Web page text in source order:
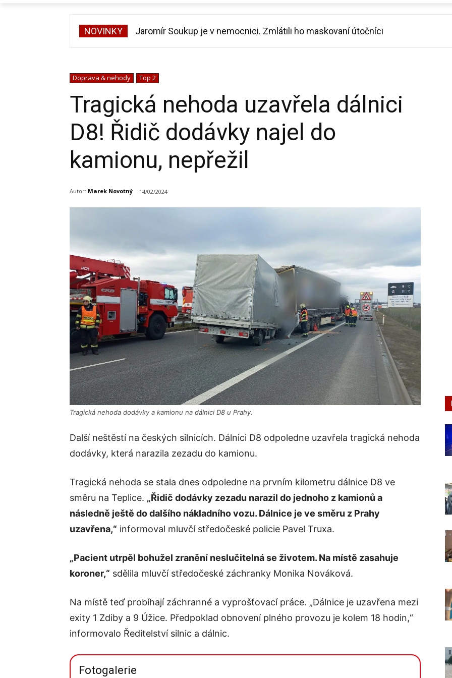
NOVINKY Jaromír Soukup je v nemocnici. Zmlátili ho maskovaní útočníci
Zrádci se vrací. Třetí řada bude výpravnější, slibuje režisér
Doprava & nehody Top 2
Tragická nehoda uzavřela dálnici
D8! Řidič dodávky najel do
kamionu, nepřežil
Autor: Marek Novotný 14/02/2024
Tragická nehoda dodávky a kamionu na dálnici D8 u Prahy.
Další neštěstí na českých silnicích. Dálnici D8 odpoledne uzavřela tragická nehoda
dodávky, která narazila zezadu do kamionu.
Tragická nehoda se stala dnes odpoledne na prvním kilometru dálnice D8 ve
směru na Teplice. „Řidič dodávky zezadu narazil do jednoho z kamionů a
následně ještě do dalšího nákladního vozu. Dálnice je ve směru z Prahy
uzavřena,“ informoval mluvčí středočeské policie Pavel Truxa.
„Pacient utrpěl bohužel zranění neslučitelná se životem. Na místě zasahuje
koroner,“ sdělila mluvčí středočeské záchranky Monika Nováková.
Na místě teď probíhají záchranné a vyprošťovací práce. „Dálnice je uzavřena mezi
exity 1 Zdiby a 9 Úžice. Předpoklad obnovení plného provozu je kolem 18 hodin,“
informovalo Ředitelství silnic a dálnic.
Fotogalerie